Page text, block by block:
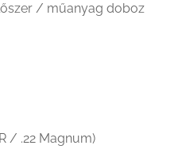
/ műanyag doboz
/ .22 Magnum)